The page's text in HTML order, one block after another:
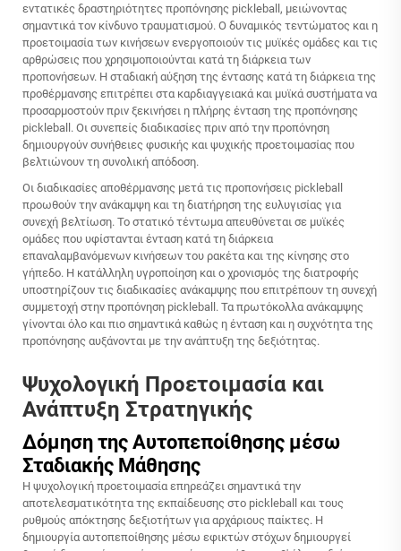
εντατικές δραστηριότητες προπόνησης pickleball, μειώνοντας
σημαντικά τον κίνδυνο τραυματισμού. Ο δυναμικός τεντώματος και η
προετοιμασία των κινήσεων ενεργοποιούν τις μυϊκές ομάδες και τις
αρθρώσεις που χρησιμοποιούνται κατά τη διάρκεια των
προπονήσεων. Η σταδιακή αύξηση της έντασης κατά τη διάρκεια της
προθέρμανσης επιτρέπει στα καρδιαγγειακά και μυϊκά συστήματα να
προσαρμοστούν πριν ξεκινήσει η πλήρης ένταση της προπόνησης
pickleball. Οι συνεπείς διαδικασίες πριν από την προπόνηση
δημιουργούν συνήθειες φυσικής και ψυχικής προετοιμασίας που
βελτιώνουν τη συνολική απόδοση.
Οι διαδικασίες αποθέρμανσης μετά τις προπονήσεις pickleball
προωθούν την ανάκαμψη και τη διατήρηση της ευλυγισίας για
συνεχή βελτίωση. Το στατικό τέντωμα απευθύνεται σε μυϊκές
ομάδες που υφίστανται ένταση κατά τη διάρκεια
επαναλαμβανόμενων κινήσεων του ρακέτα και της κίνησης στο
γήπεδο. Η κατάλληλη υγροποίηση και ο χρονισμός της διατροφής
υποστηρίζουν τις διαδικασίες ανάκαμψης που επιτρέπουν τη συνεχή
συμμετοχή στην προπόνηση pickleball. Τα πρωτόκολλα ανάκαμψης
γίνονται όλο και πιο σημαντικά καθώς η ένταση και η συχνότητα της
προπόνησης αυξάνονται με την ανάπτυξη της δεξιότητας.
Ψυχολογική Προετοιμασία και
Ανάπτυξη Στρατηγικής
Δόμηση της Αυτοπεποίθησης μέσω
Σταδιακής Μάθησης
Η ψυχολογική προετοιμασία επηρεάζει σημαντικά την
αποτελεσματικότητα της εκπαίδευσης στο pickleball και τους
ρυθμούς απόκτησης δεξιοτήτων για αρχάριους παίκτες. Η
δημιουργία αυτοπεποίθησης μέσω εφικτών στόχων δημιουργεί